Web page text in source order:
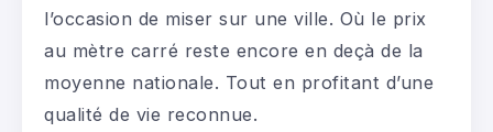
l’occasion de miser sur une ville. Où le prix
au mètre carré reste encore en deçà de la
moyenne nationale. Tout en profitant d’une
qualité de vie reconnue.